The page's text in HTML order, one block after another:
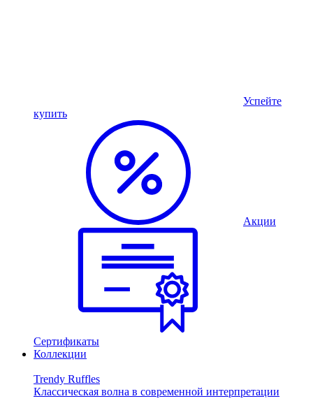
Успейте
купить
Акции
Сертификаты
Коллекции
Trendy Ruffles
Классическая волна в современной интерпретации